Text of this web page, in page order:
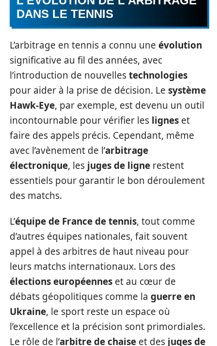
DANS LE TENNIS
L’arbitrage en tennis a connu une évolution
significative au fil des années, avec
l’introduction de nouvellestechnologies
pour aider à la prise de décision. Le système
Hawk-Eye, par exemple, est devenu un outil
incontournable pour vérifier les lignes et
faire des appels précis. Cependant, même
avec l’avènement de l’arbitrage
électronique, les juges de ligne restent
essentiels pour garantir le bon déroulement
des matchs.
L’équipe de France de tennis, tout comme
d’autres équipes nationales, fait souvent
appel à des arbitres de haut niveau pour
leurs matchs internationaux. Lors des
élections européennes et au cœur de
débats géopolitiques comme la guerre en
Ukraine, le sport reste un espace où
l’excellence et la précision sont primordiales.
Le rôle de l’arbitre de chaise et des juges de